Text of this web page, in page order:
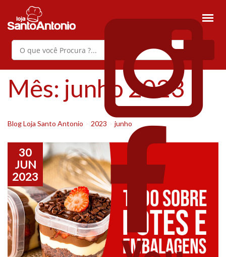
Mês: junho 2023
Blog Loja Santo Antonio 2023 junho
30
JUN
2023